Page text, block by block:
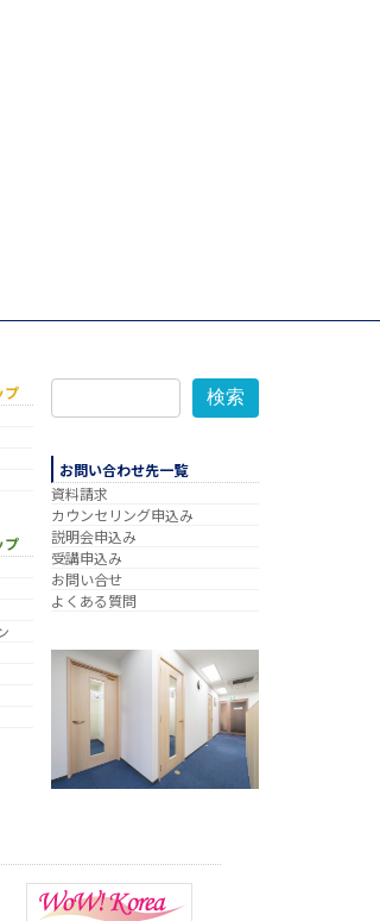
プ
プ
検索
お問い合わせ先一覧
資料請求
カウンセリング申込み
説明会申込み
受講申込み
お問い合せ
よくある質問